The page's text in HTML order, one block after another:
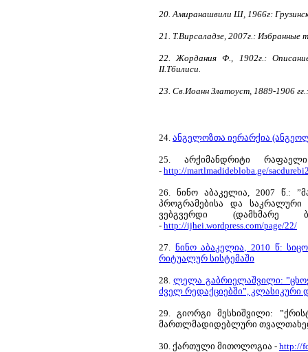
20. Амиранашвили Ш, 1966г:
21. Т.Вирсаладзе, 2007г.: Избранные
22. Жордания Ф., 1902г.: Описание
II.Тбилиси.
23. Св.Иоанн Златоуст, 1889-1906
24. ანგელოზთა იერარქია
25. არქიმანდრიტი
- http://martlmadidebloba.ge/
26. ნინო აბაკელია, 2007 წ.:
პროგრამებისა და საკრალური
ვებგვერდი (დამხმარე
- http://ijhei.wordpress.com/page/22/
27. ნინო აბაკელია, 2010 წ:
რიტუალურ სისტემაში
28.ლელა გაბრიელაშვილი:
ძველ რედაქციებში”,
29. გიორგი მესხიშვილი:
მართლმადიდებლური
30. ქართული მითოლოგია - http://